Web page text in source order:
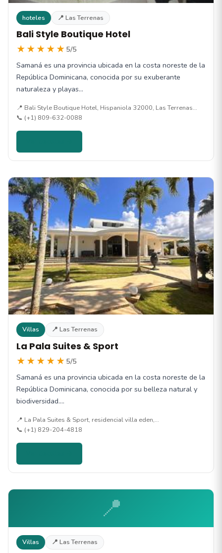
hoteles 📍 Las Terrenas
Bali Style Boutique Hotel
★★★★★ 5/5
Samaná es una provincia ubicada en la costa noreste de la
República Dominicana, conocida por su exuberante
naturaleza y playas…
📍 Bali Style Boutique Hotel, Hispaniola 32000, Las Terrenas…
📞 (+1) 809-632-0088
Villas 📍 Las Terrenas
La Pala Suites & Sport
★★★★★ 5/5
Samaná es una provincia ubicada en la costa noreste de la
República Dominicana, conocida por su belleza natural y
biodiversidad.…
📍 La Pala Suites & Sport, residencial villa eden,…
📞 (+1) 829-204-4818
📍
Villas 📍 Las Terrenas